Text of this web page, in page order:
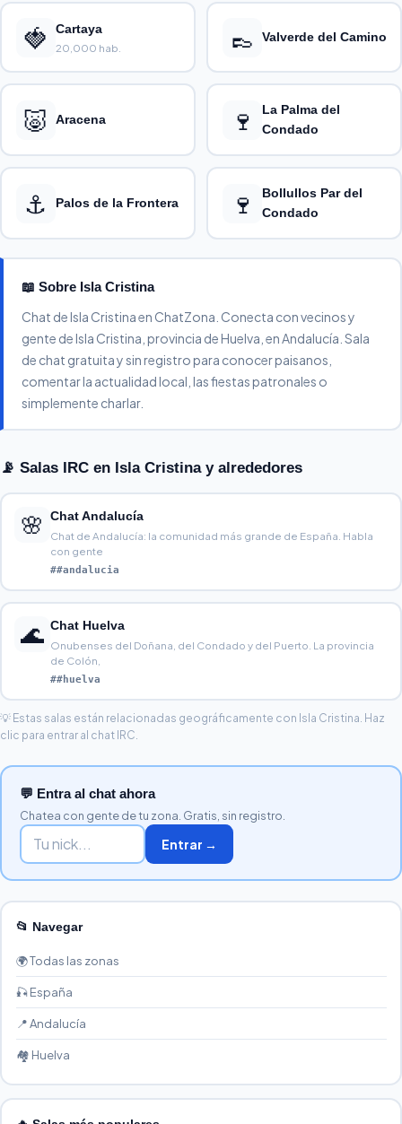
🍓 Cartaya
20,000 hab. 👞 Valverde del Camino
🐷 Aracena 🍷
La Palma del
Condado
⚓ Palos de la Frontera 🍷
Bollullos Par del
Condado
📖 Sobre Isla Cristina
Chat de Isla Cristina en ChatZona. Conecta con vecinos y
gente de Isla Cristina, provincia de Huelva, en Andalucía. Sala
de chat gratuita y sin registro para conocer paisanos,
comentar la actualidad local, las fiestas patronales o
simplemente charlar.
📡 Salas IRC en Isla Cristina y alrededores
🌸
Chat Andalucía
Chat de Andalucía: la comunidad más grande de España. Habla
con gente
##andalucia
🌊 Chat Huelva
Onubenses del Doñana, del Condado y del Puerto. La provincia
de Colón,
##huelva
💡 Estas salas están relacionadas geográficamente con Isla Cristina. Haz
clic para entrar al chat IRC.
💬 Entra al chat ahora
Chatea con gente de tu zona. Gratis, sin registro.
Entrar →
📂 Navegar
🌍 Todas las zonas
🎣 España
📍 Andalucía
🏘️ Huelva